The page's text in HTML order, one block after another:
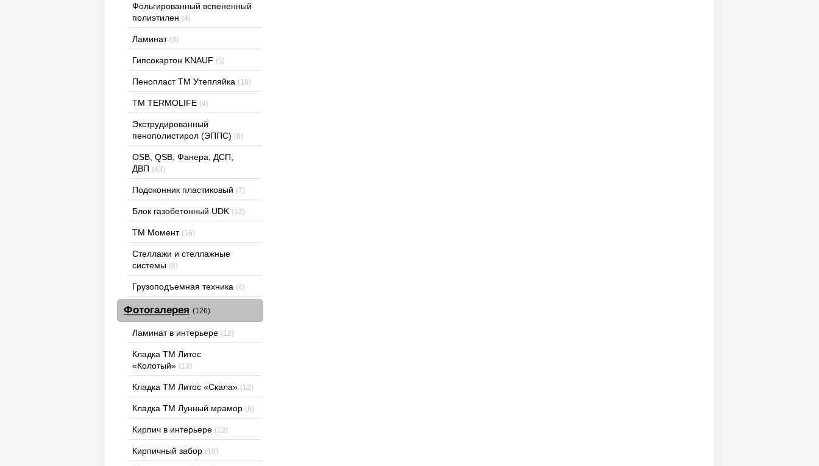
Фольгированный вспененный
полиэтилен (4)
Ламинат (3)
Гипсокартон KNAUF (5)
Пенопласт ТМ Утепляйка (10)
TM TERMOLIFE (4)
Экструдированный
пенополистирол (ЭППС) (6)
OSB, QSB, Фанера, ДСП,
ДВП (43)
Подоконник пластиковый (7)
Блок газобетонный UDK (12)
ТМ Момент (16)
Стеллажи и стеллажные
системы (8)
Грузоподъемная техника (4)
Фотогалерея (126)
Ламинат в интерьере (12)
Кладка ТМ Литос
«Колотый» (13)
Кладка ТМ Литос «Скала» (12)
Кладка ТМ Лунный мрамор (6)
Кирпич в интерьере (12)
Кирпичный забор (18)